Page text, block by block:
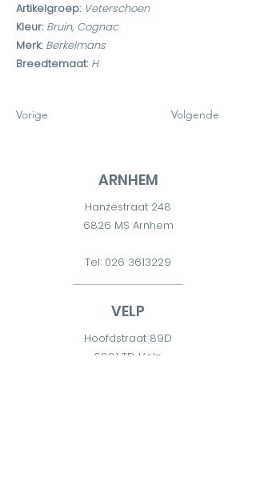
Artikelgroep: Veterschoen
Kleur: Bruin, Cognac
Merk:Berkelmans
Breedtemaat:H
Vorige Volgende
ARNHEM
Hanzestraat 248
6826 MS Arnhem
Tel: 026 3613229
VELP
Hoofdstraat 89D
6881 TD Velp